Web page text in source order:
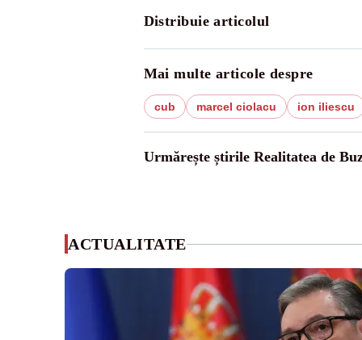
Distribuie articolul
Mai multe articole despre
cub marcel ciolacu ion iliescu
Urmărește știrile Realitatea de
ACTUALITATE